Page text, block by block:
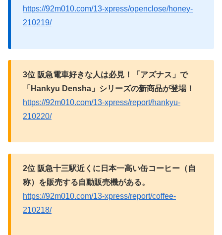
https://92m010.com/13-xpress/openclose/honey-
210219/
3位 阪急電車好きな人は必見！「アズナス」で
「Hankyu Densha」シリーズの新商品が登場！
https://92m010.com/13-xpress/report/hankyu-
210220/
2位 阪急十三駅近くに日本一高い缶コーヒー（自
称）を販売する自動販売機がある。
https://92m010.com/13-xpress/report/coffee-
210218/